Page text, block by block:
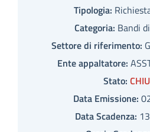
Tipologia:
Categoria: Bandi
Settore di riferimento:
Ente appaltatore:
Stato:
Data Emissione:
Data Scadenza: